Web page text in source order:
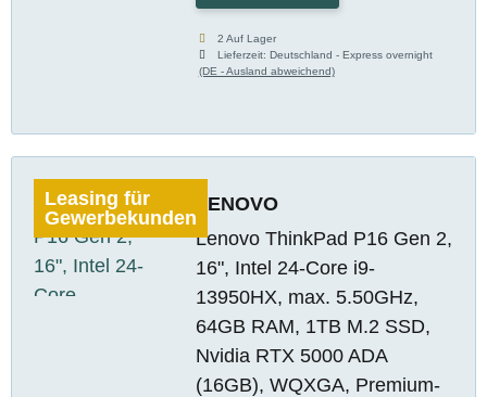
2 Auf Lager
Lieferzeit:Deutschland - Express overnight
(DE - Ausland abweichend)
Leasing für
Gewerbekunden
LENOVO
Lenovo ThinkPad P16 Gen 2,
16", Intel 24-Core i9-
13950HX, max. 5.50GHz,
64GB RAM, 1TB M.2 SSD,
Nvidia RTX 5000 ADA
(16GB), WQXGA, Premium-